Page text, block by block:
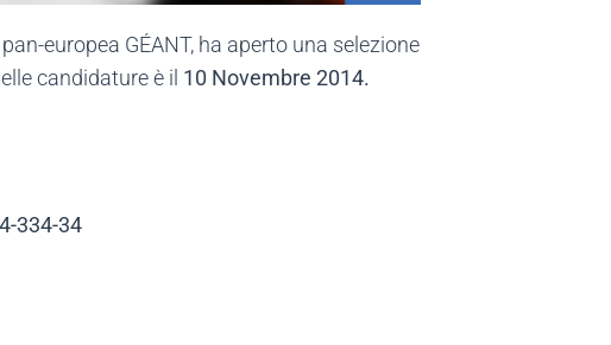
europea GÉANT, ha aperto una selezione
candidature è il 10 Novembre 2014.
334-34